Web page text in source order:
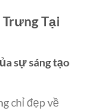
Trưng Tại
sự sáng tạo
chỉ đẹp về